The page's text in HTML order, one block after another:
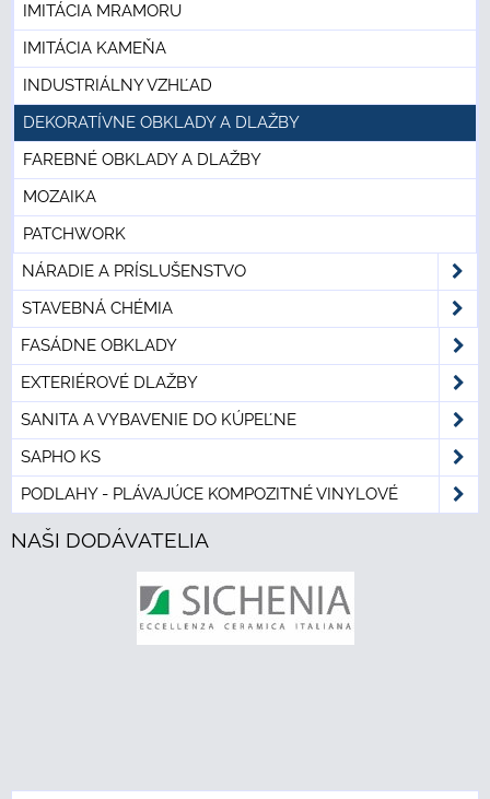
IMITÁCIA MRAMORU
IMITÁCIA KAMEŇA
INDUSTRIÁLNY VZHĽAD
DEKORATÍVNE OBKLADY A DLAŽBY
FAREBNÉ OBKLADY A DLAŽBY
MOZAIKA
PATCHWORK
NÁRADIE A PRÍSLUŠENSTVO
STAVEBNÁ CHÉMIA
FASÁDNE OBKLADY
EXTERIÉROVÉ DLAŽBY
SANITA A VYBAVENIE DO KÚPEĽNE
SAPHO KS
PODLAHY - PLÁVAJÚCE KOMPOZITNÉ VINYLOVÉ
NAŠI DODÁVATELIA